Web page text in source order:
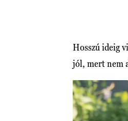
Hosszú ideig
jól, mert nem